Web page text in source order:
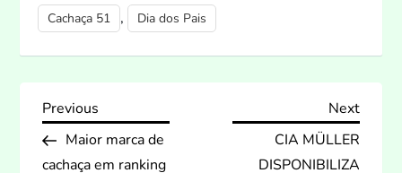
Cachaça 51 , Dia dos Pais
N
a
Previous
Post
Previous
Maior marca de
cachaça em ranking
Next
Post
Next
CIA MÜLLER
DISPONIBILIZA